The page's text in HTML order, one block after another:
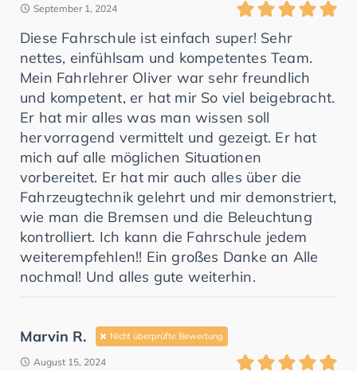
September 1, 2024
Diese Fahrschule ist einfach super! Sehr
nettes, einfühlsam und kompetentes Team.
Mein Fahrlehrer Oliver war sehr freundlich
und kompetent, er hat mir So viel beigebracht.
Er hat mir alles was man wissen soll
hervorragend vermittelt und gezeigt. Er hat
mich auf alle möglichen Situationen
vorbereitet. Er hat mir auch alles über die
Fahrzeugtechnik gelehrt und mir demonstriert,
wie man die Bremsen und die Beleuchtung
kontrolliert. Ich kann die Fahrschule jedem
weiterempfehlen!! Ein großes Danke an Alle
nochmal! Und alles gute weiterhin.
Marvin R. Nicht überprüfte Bewertung
August 15, 2024